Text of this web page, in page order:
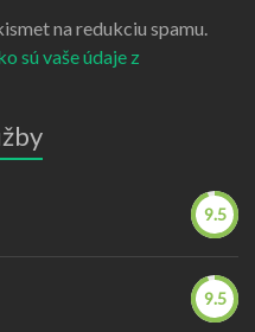
na redukciu spamu.
sú vaše údaje z
9.5
9.5